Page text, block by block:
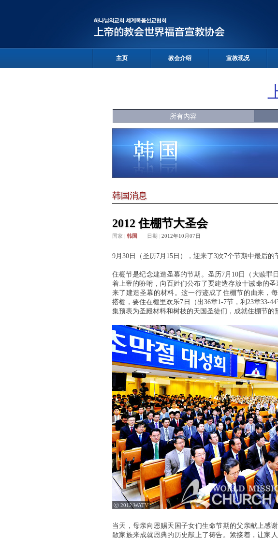
主页 教会介绍 宣教现况
所有内容
韩国消息
2012 住棚节大圣会
国家 韩国 日期 2012年10月07日
9月30日（圣历7月15日），迎来了3次7个节期中最后
住棚节是纪念建造圣幕的节期。圣历7月10日（大赎罪
着上帝的吩咐，向百姓们公布了要建造存放十诫命的
来了建造圣幕的材料。这一行迹成了住棚节的由来，
搭棚，要住在棚里欢乐7日（出36章1-7节，利23章33-
集预表为圣殿材料和树枝的天国圣徒们，成就住棚节的
ⓒ 2012 WATV
当天，母亲向恩赐天国子女们生命节期的父亲献上感
散家族来成就恩典的历史献上了祷告。紧接着，让家